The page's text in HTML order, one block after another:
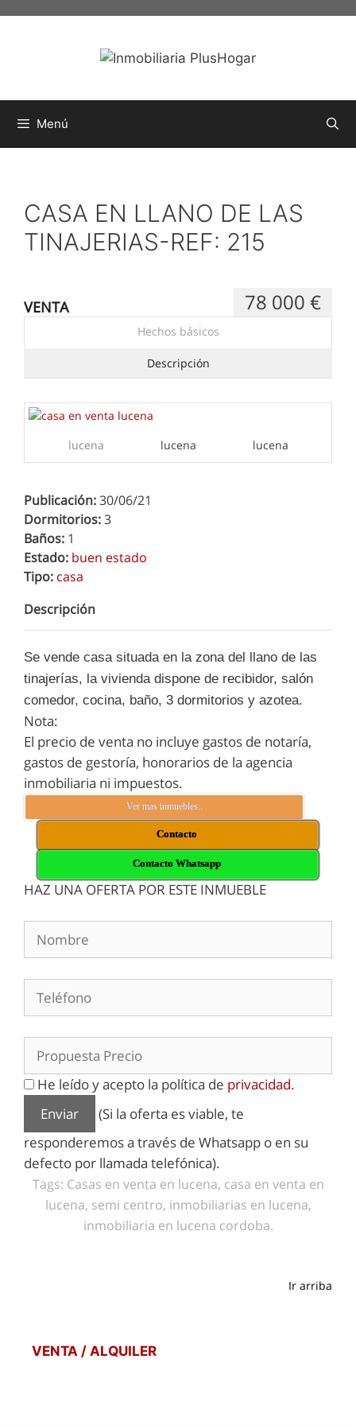
Menú
CASA EN LLANO DE LAS
TINAJERIAS-REF: 215
VENTA 78 000 €
Hechos básicos
Descripción
Publicación:30/06/21
Dormitorios:3
Baños: 1
Estado: buen estado
Tipo: casa
Descripción
Se vende casa situada en la zona del llano de las
tinajerías, la vivienda dispone de recibidor, salón
comedor, cocina, baño, 3 dormitorios y azotea.
Nota:
El precio de venta no incluye gastos de notaría,
gastos de gestoría, honorarios de la agencia
inmobiliaria ni impuestos.
Ver mas inmuebles..
Contacto
Contacto Whatsapp
HAZ UNA OFERTA POR ESTE INMUEBLE
He leído y acepto la política de privacidad.
(Si la oferta es viable, te
responderemos a través de Whatsapp o en su
defecto por llamada telefónica).
Tags: Casas en venta en lucena, casa en venta en
lucena, semi centro, inmobiliarias en lucena,
inmobiliaria en lucena cordoba.
Ir arriba
VENTA / ALQUILER